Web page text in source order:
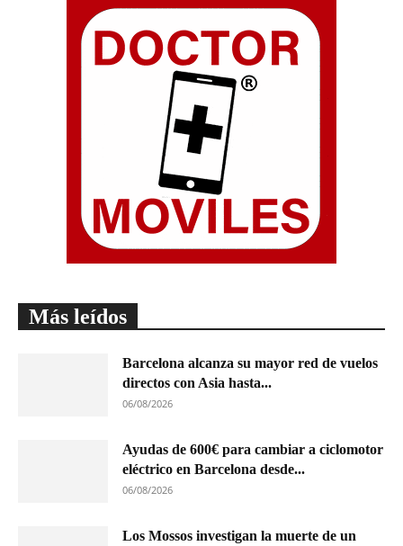
Más leídos
Barcelona alcanza su mayor red de vuelos
directos con Asia hasta...
06/08/2026
Ayudas de 600€ para cambiar a ciclomotor
eléctrico en Barcelona desde...
06/08/2026
Los Mossos investigan la muerte de un